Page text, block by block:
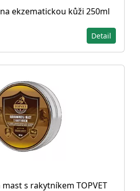
ekzematickou kůži 250ml
Detail
s rakytníkem TOPVET